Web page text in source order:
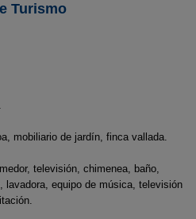
Turismo
mobiliario de jardín, finca vallada.
televisión, chimenea, baño,
equipo de música, televisión